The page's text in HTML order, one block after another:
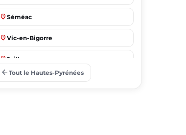
place Séméac
place Vic-en-Bigorre
place Juillan
arrow_back Tout le Hautes-Pyrénées